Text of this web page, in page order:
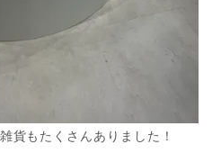
貨もたくさんありました！